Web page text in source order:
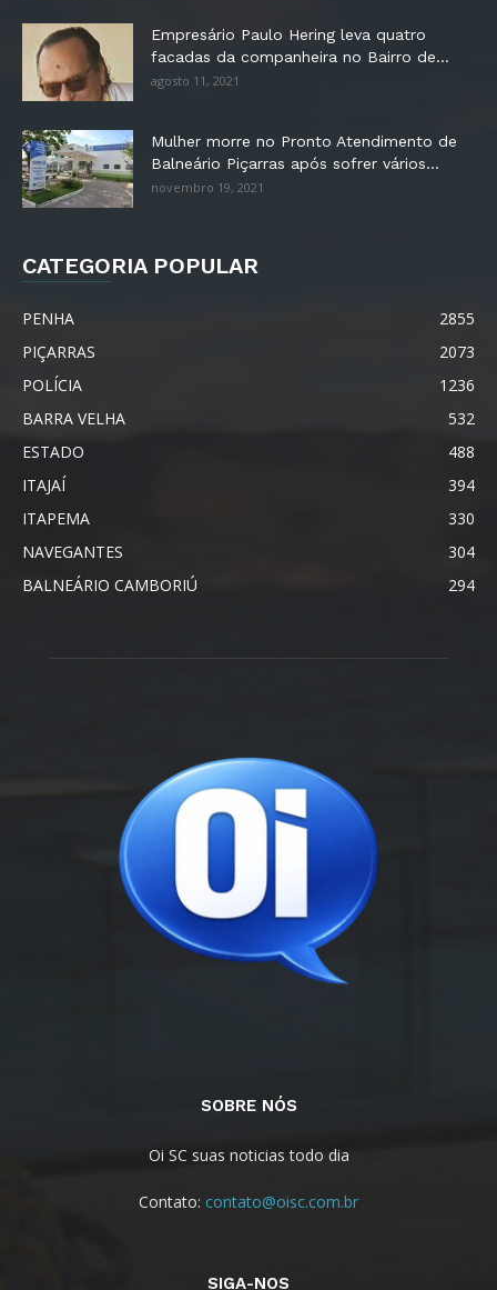
Empresário Paulo Hering leva quatro
facadas da companheira no Bairro de...
agosto 11, 2021
Mulher morre no Pronto Atendimento de
Balneário Piçarras após sofrer vários...
novembro 19, 2021
CATEGORIA POPULAR
PENHA
2855
PIÇARRAS
2073
POLÍCIA
1236
BARRA VELHA
532
ESTADO
488
ITAJAÍ
394
ITAPEMA
330
NAVEGANTES
304
BALNEÁRIO CAMBORIÚ
294
SOBRE NÓS
Oi SC suas noticias todo dia
Contato: contato@oisc.com.br
SIGA-NOS